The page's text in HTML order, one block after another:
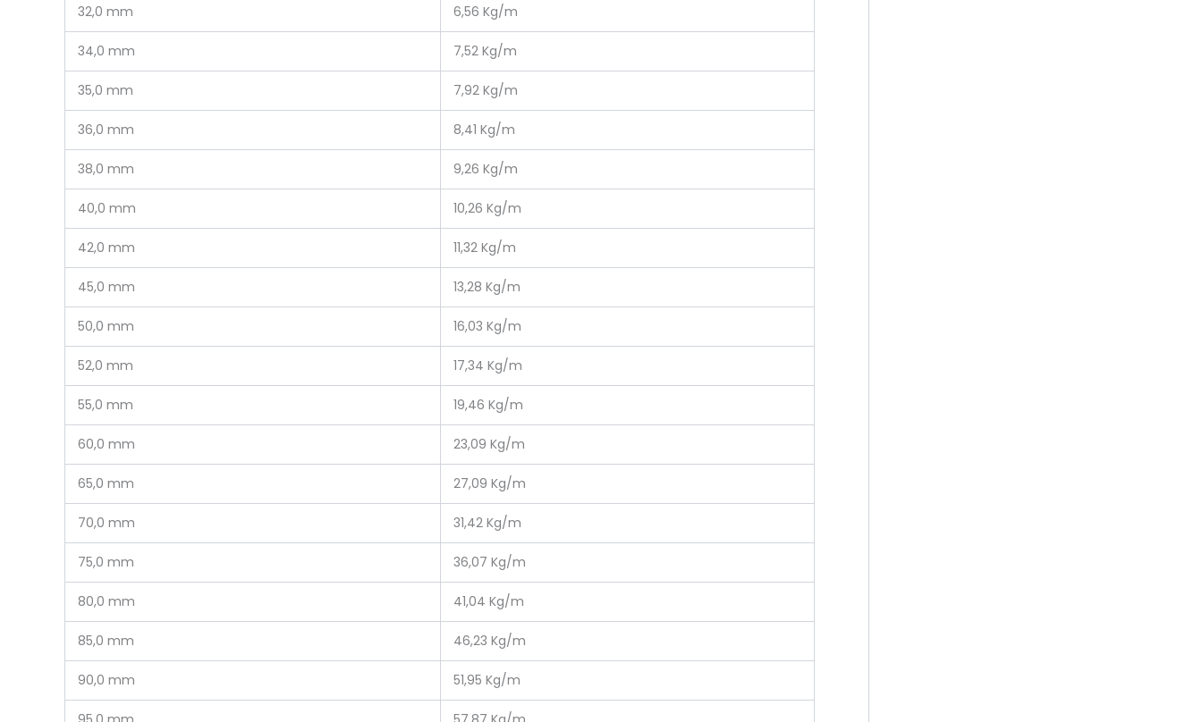
32,0 mm 6,56 Kg/m
34,0 mm 7,52 Kg/m
35,0 mm 7,92 Kg/m
36,0 mm 8,41 Kg/m
38,0 mm 9,26 Kg/m
40,0 mm 10,26 Kg/m
42,0 mm 11,32 Kg/m
45,0 mm 13,28 Kg/m
50,0 mm 16,03 Kg/m
52,0 mm 17,34 Kg/m
55,0 mm 19,46 Kg/m
60,0 mm 23,09 Kg/m
65,0 mm 27,09 Kg/m
70,0 mm 31,42 Kg/m
75,0 mm 36,07 Kg/m
80,0 mm 41,04 Kg/m
85,0 mm 46,23 Kg/m
90,0 mm 51,95 Kg/m